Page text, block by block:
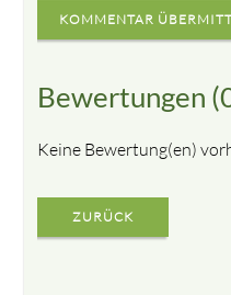
KOMMENTAR
Bewertungen
Keine Bewertung(en)
ZURÜCK